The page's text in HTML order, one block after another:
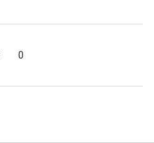
0